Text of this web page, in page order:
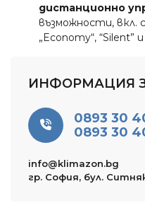
дистанционно
възможности, вкл.
„Economy“, “Silent”
ИНФОРМАЦИЯ
0893 30
0893 30
info@klimazon.bg
гр. София, бул.